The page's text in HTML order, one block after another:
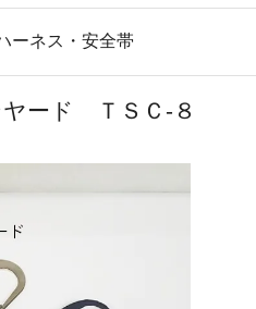
ーネス・安全帯
ード ＴＳＣ-８